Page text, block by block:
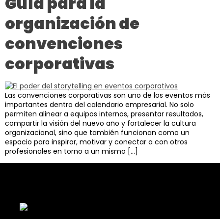
organización de
convenciones
corporativas
Las convenciones corporativas son uno de los eventos más
importantes dentro del calendario empresarial. No solo
permiten alinear a equipos internos, presentar resultados,
compartir la visión del nuevo año y fortalecer la cultura
organizacional, sino que también funcionan como un
espacio para inspirar, motivar y conectar a con otros
profesionales en torno a un mismo […]